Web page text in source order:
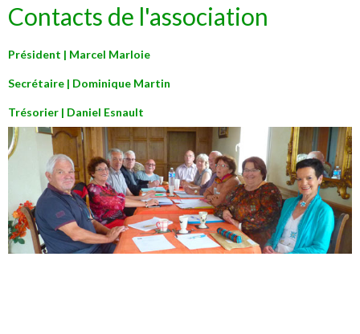
Contacts de l'association
Président | Marcel Marloie
Secrétaire | Dominique Martin
Trésorier | Daniel Esnault